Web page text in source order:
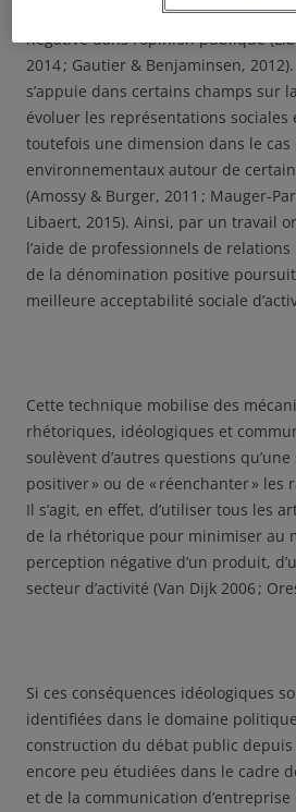
entreprise de légitimation d’une
négative dans l’opinion publique
2014 ; Gautier & Benjaminsen,
s’appuie dans certains champs sur
évoluer les représentations sociales
toutefois une dimension dans le cas
environnementaux autour de
(Amossy & Burger, 2011 ; Mauger-
Libaert, 2015). Ainsi, par un travail
l’aide de professionnels de
de la dénomination positive
meilleure acceptabilité sociale
Cette technique mobilise des
rhétoriques, idéologiques et
soulèvent d’autres questions
positiver » ou de « réenchanter »
Il s’agit, en effet, d’utiliser tous les
de la rhétorique pour minimiser au
perception négative d’un produit,
secteur d’activité (Van Dijk 2006 ;
Si ces conséquences idéologiques
identifiées dans le domaine
construction du débat public
encore peu étudiées dans le cadre
et de la communication